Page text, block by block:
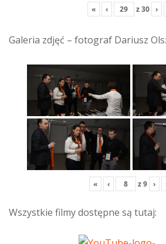
« ‹ z30 ›
Galeria zdjęć – fotograf Dariusz
« ‹ z9 ›
Wszystkie filmy dostępne są tutaj: